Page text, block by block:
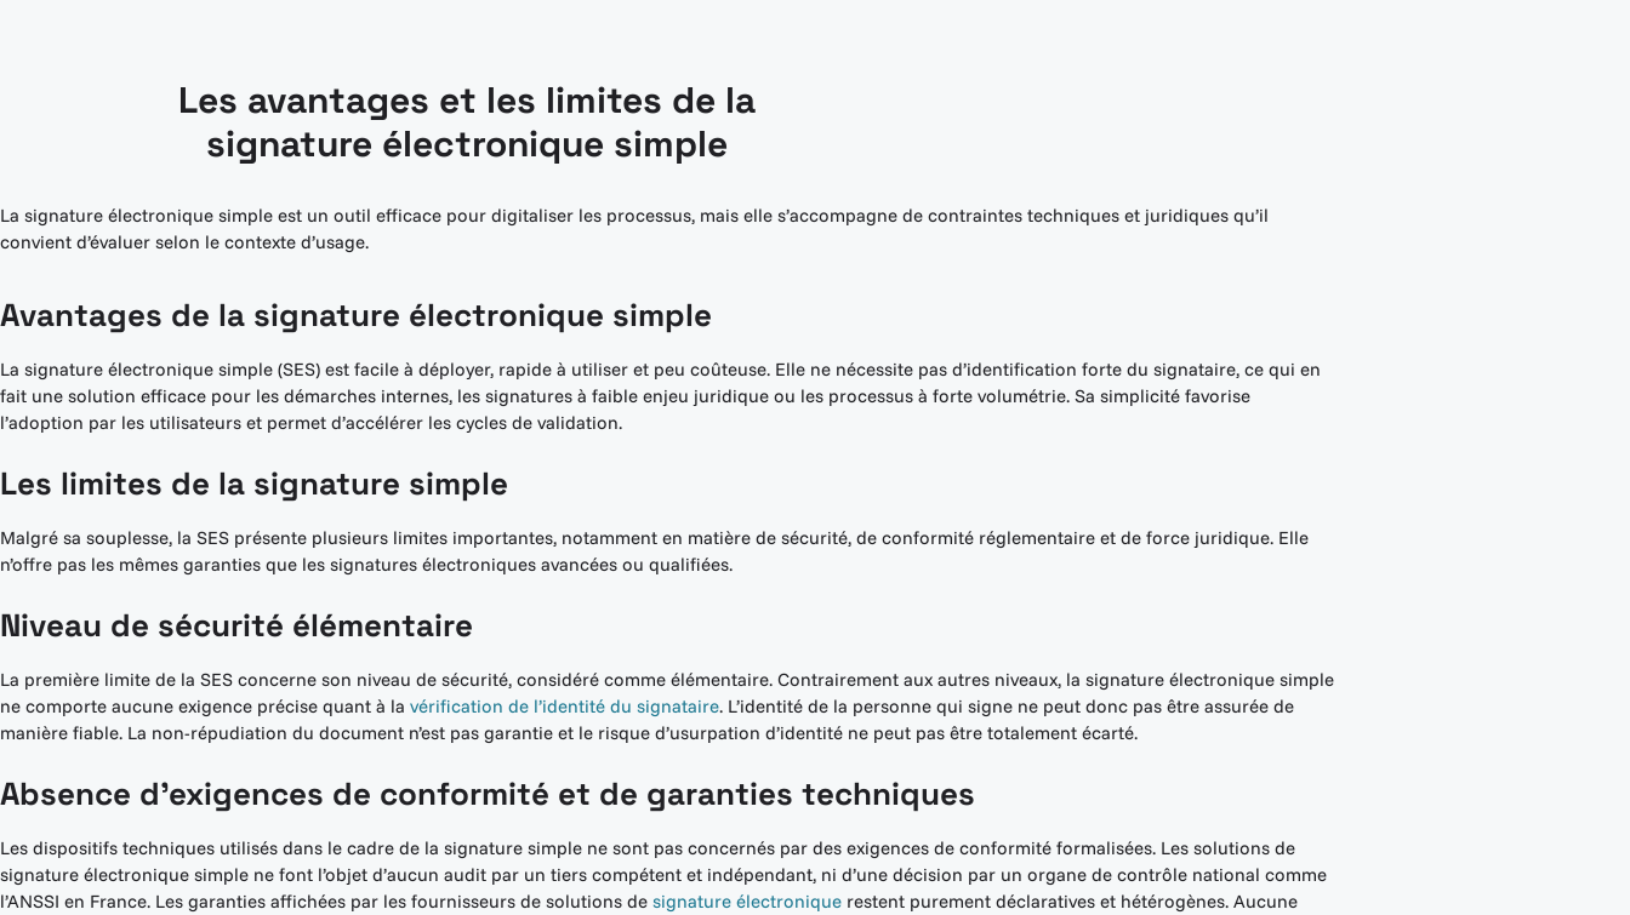
Les avantages et les limites de la
signature électronique simple
La signature électronique simple est un outil efficace pour digitaliser les processus, mais elle s’accompagne de contraintes techniques et juridiques qu’il
convient d’évaluer selon le contexte d’usage.
Avantages de la signature électronique simple
La signature électronique simple (SES) est facile à déployer, rapide à utiliser et peu coûteuse. Elle ne nécessite pas d’identification forte du signataire, ce qui en
fait une solution efficace pour les démarches internes, les signatures à faible enjeu juridique ou les processus à forte volumétrie. Sa simplicité favorise
l’adoption par les utilisateurs et permet d’accélérer les cycles de validation.
Les limites de la signature simple
Malgré sa souplesse, la SES présente plusieurs limites importantes, notamment en matière de sécurité, de conformité réglementaire et de force juridique. Elle
n’offre pas les mêmes garanties que les signatures électroniques avancées ou qualifiées.
Niveau de sécurité élémentaire
La première limite de la SES concerne son niveau de sécurité, considéré comme élémentaire. Contrairement aux autres niveaux, la signature électronique simple
ne comporte aucune exigence précise quant à la vérification de l’identité du signataire. L’identité de la personne qui signe ne peut donc pas être assurée de
manière fiable. La non-répudiation du document n’est pas garantie et le risque d’usurpation d’identité ne peut pas être totalement écarté.
Absence d’exigences de conformité et de garanties techniques
Les dispositifs techniques utilisés dans le cadre de la signature simple ne sont pas concernés par des exigences de conformité formalisées. Les solutions de
signature électronique simple ne font l’objet d’aucun audit par un tiers compétent et indépendant, ni d’une décision par un organe de contrôle national comme
l’ANSSI en France. Les garanties affichées par les fournisseurs de solutions de signature électronique restent purement déclaratives et hétérogènes. Aucune